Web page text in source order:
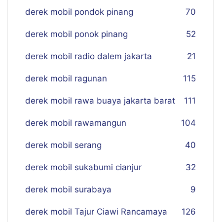
derek mobil pondok pinang 70
derek mobil ponok pinang 52
derek mobil radio dalem jakarta 21
derek mobil ragunan 115
derek mobil rawa buaya jakarta barat 111
derek mobil rawamangun 104
derek mobil serang 40
derek mobil sukabumi cianjur 32
derek mobil surabaya 9
derek mobil Tajur Ciawi Rancamaya 126